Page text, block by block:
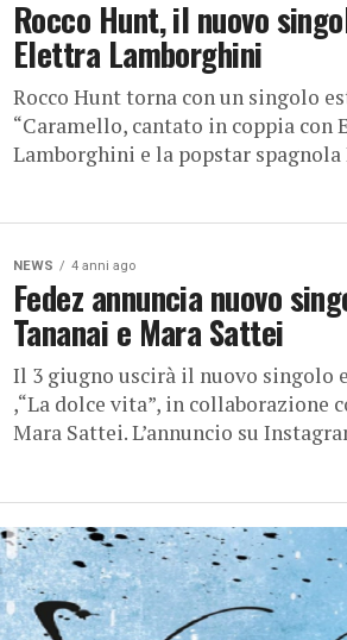
Rocco Hunt, il nuovo
Elettra Lamborghini
Rocco Hunt torna con un singolo
“Caramello, cantato in coppia con
Lamborghini e la popstar
NEWS 4 anni ago
Fedez annuncia nuovo
Tananai e Mara Sattei
Il 3 giugno uscirà il nuovo singolo
,“La dolce vita”, in collaborazione
Mara Sattei. L’annuncio su